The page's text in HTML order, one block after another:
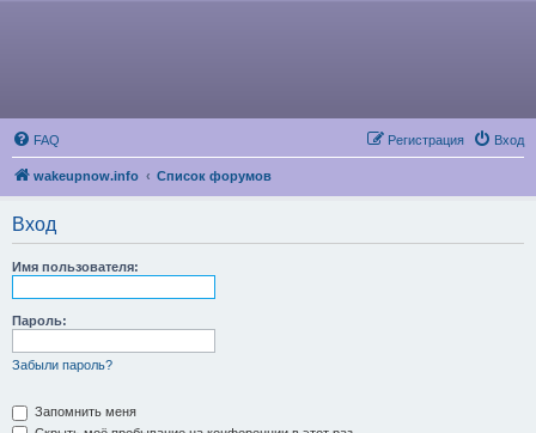
FAQ Вход
Регистрация
wakeupnow.info Список форумов
Вход
Имя пользователя:
Пароль:
Забыли пароль?
Запомнить меня